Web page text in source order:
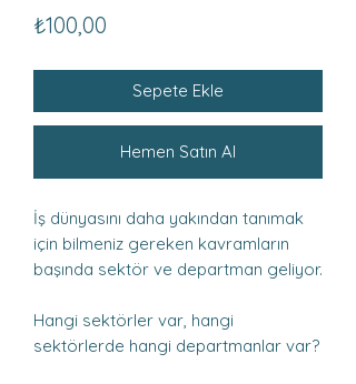
₺100,00
Sepete Ekle
Hemen Satın Al
İş dünyasını daha yakından tanımak
için bilmeniz gereken kavramların
başında sektör ve departman geliyor.
Hangi sektörler var, hangi
sektörlerde hangi departmanlar var?